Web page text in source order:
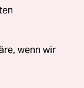
wenn wir